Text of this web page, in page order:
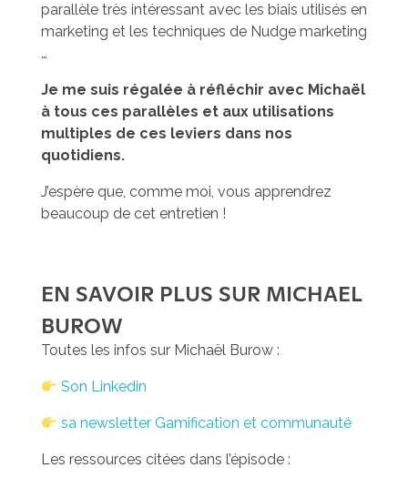
parallèle très intéressant avec les biais utilisés en
marketing et les techniques de Nudge marketing
…
Je me suis régalée à réfléchir avec Michaël
à tous ces parallèles et aux utilisations
multiples de ces leviers dans nos
quotidiens.
J’espère que, comme moi, vous apprendrez
beaucoup de cet entretien !
EN SAVOIR PLUS SUR MICHAEL
BUROW
Toutes les infos sur Michaël Burow :
Son Linkedin
sa newsletter Gamification et communauté
Les ressources citées dans l’épisode :